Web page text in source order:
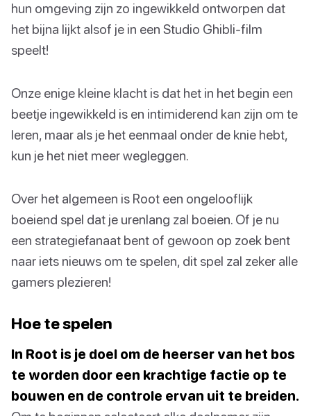
hun omgeving zijn zo ingewikkeld ontworpen dat
het bijna lijkt alsof je in een Studio Ghibli-film
speelt!
Onze enige kleine klacht is dat het in het begin een
beetje ingewikkeld is en intimiderend kan zijn om te
leren, maar als je het eenmaal onder de knie hebt,
kun je het niet meer wegleggen.
Over het algemeen is Root een ongelooflijk
boeiend spel dat je urenlang zal boeien. Of je nu
een strategiefanaat bent of gewoon op zoek bent
naar iets nieuws om te spelen, dit spel zal zeker alle
gamers plezieren!
Hoe te spelen
In Root is je doel om de heerser van het bos
te worden door een krachtige factie op te
bouwen en de controle ervan uit te breiden.